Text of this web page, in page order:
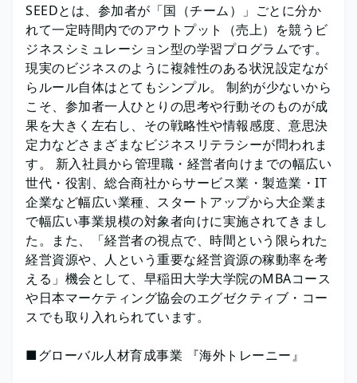
SEEDとは、参加者が「国（チーム）」ごとに分か
れて一定時間内でのアウトプット（売上）を競うビ
ジネスシミュレーション型の学習プログラムです。
現実のビジネスのように複雑性のある状況設定なが
らルール自体はとてもシンプル。 制約が少ないから
こそ、参加者一人ひとりの思考や行動そのものが成
果を大きく左右し、その戦略性や情報感度、意思決
定力などさまざまなビジネスリテラシーが問われま
す。 新入社員から管理職・経営者向けまでの幅広い
世代・役割、総合商社からサービス業・製造業・IT
企業など幅広い業種、スタートアップから大企業ま
で幅広い事業規模の対象者向けに実施されてきまし
た。また、「経営者の視点で、時間という限られた
経営資源や、人という重要な経営資源の稼動率を考
える」機会として、早稲田大学大学院のMBAコース
や日本マーケティング協会のエグゼクティブ・コー
スでも取り入れられています。
■グローバル人材育成事業 『海外トレーニー』